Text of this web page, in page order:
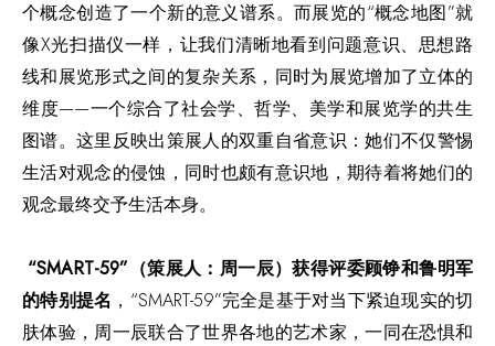
个概念创造了一个新的意义谱系。而展览的“概念地图”就
像X光扫描仪一样，让我们清晰地看到问题意识、思想路
线和展览形式之间的复杂关系，同时为展览增加了立体的
维度——一个综合了社会学、哲学、美学和展览学的共生
图谱。这里反映出策展人的双重自省意识：她们不仅警惕
生活对观念的侵蚀，同时也颇有意识地，期待着将她们的
观念最终交予生活本身。
“SMART-59”（策展人：周一辰）获得评委顾铮和鲁明军
的特别提名 ，“SMART-59”完全是基于对当下紧迫现实的切
肤体验，周一辰联合了世界各地的艺术家，一同在恐惧和